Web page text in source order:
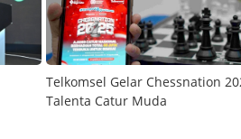
Telkomsel Gelar Chessnation
Talenta Catur Muda